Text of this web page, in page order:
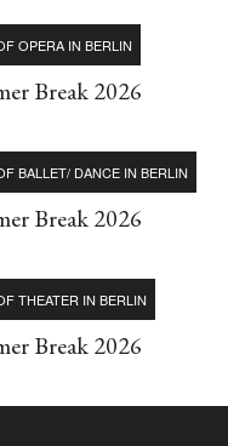
OPERA IN BERLIN
Break 2026
BALLET/ DANCE IN BERLIN
Break 2026
THEATER IN BERLIN
Break 2026